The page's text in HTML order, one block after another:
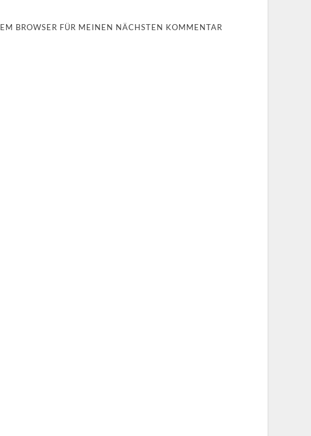
BROWSER FÜR MEINEN NÄCHSTEN KOMMENTAR